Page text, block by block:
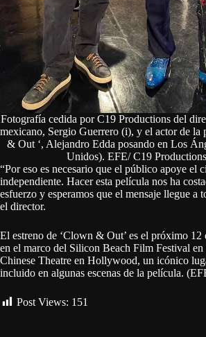
Fotografía cedida por C19 Productions del
mexicano, Sergio Guerrero (i), y el actor de la
& Out ‘, Alejandro Edda posando en Los
Unidos). EFE/ C19 Productions
“Por eso es necesario que el público apoye el
independiente. Hacer esta película nos ha
esfuerzo y esperamos que el mensaje llegue a
el director.
El estreno de ‘Clown & Out’ es el próximo 12
en el marco del Silicon Beach Film Festival en
Chinese Theatre en Hollywood, un icónico
incluido en algunas escenas de la película.
Post Views: 151